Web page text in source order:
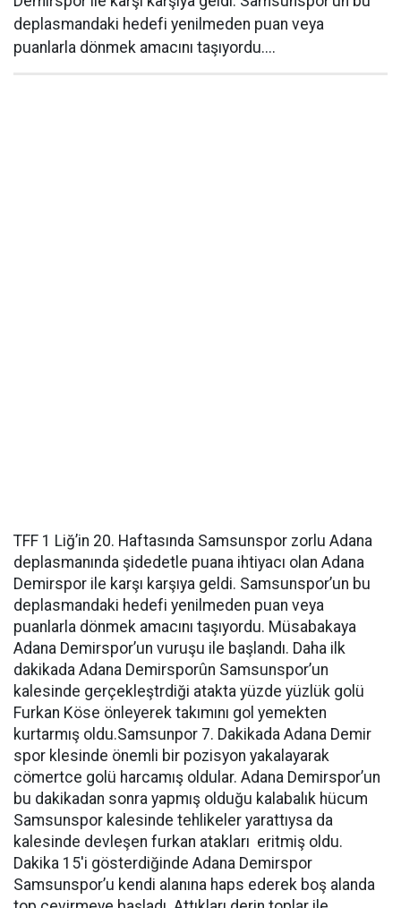
deplasmandaki hedefi yenilmeden puan veya
puanlarla dönmek amacını taşıyordu....
TFF 1 Liğ’in 20. Haftasında Samsunspor zorlu Adana
deplasmanında şidedetle puana ihtiyacı olan Adana
Demirspor ile karşı karşıya geldi. Samsunspor’un bu
deplasmandaki hedefi yenilmeden puan veya
puanlarla dönmek amacını taşıyordu. Müsabakaya
Adana Demirspor’un vuruşu ile başlandı. Daha ilk
dakikada Adana Demirsporûn Samsunspor’un
kalesinde gerçekleştrdiği atakta yüzde yüzlük golü
Furkan Köse önleyerek takımını gol yemekten
kurtarmış oldu.Samsunpor 7. Dakikada Adana Demir
spor klesinde önemli bir pozisyon yakalayarak
cömertce golü harcamış oldular. Adana Demirspor’un
bu dakikadan sonra yapmış olduğu kalabalık hücum
Samsunspor kalesinde tehlikeler yarattıysa da
kalesinde devleşen furkan atakları eritmiş oldu.
Dakika 15'i gösterdiğinde Adana Demirspor
Samsunspor’u kendi alanına haps ederek boş alanda